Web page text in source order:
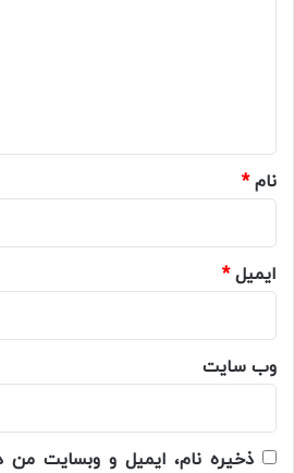
نام*
ایمیل*
وب‌ سایت
ذخیره نام، ایمیل و وبسایت من